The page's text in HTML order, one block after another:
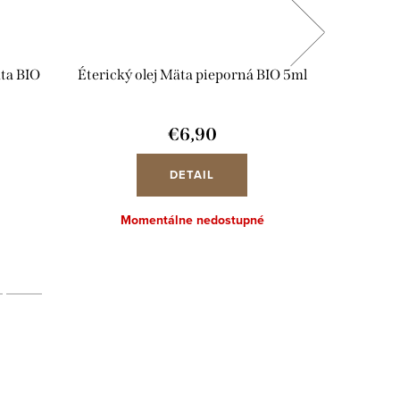
BIO Éterický olej Mäta pieporná BIO 5ml
€6,90
DETAIL
Momentálne nedostupné